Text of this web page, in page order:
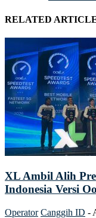
RELATED
XL Ambil Alih
Indonesia Versi
Operator Canggih ID -